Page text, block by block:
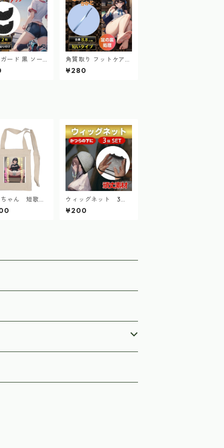
ード 黒 ソー
ヒールプロテ
ニーカー 長
角質取り フットケア
かかと 魚の目 フット
ケア 足元 ショートタ
¥280
ゃん 短歌ト
ッグ 2024.9
ウィッグネット 3個
セット ウィッグキャ
ップ ネット ヘアーネ
¥200